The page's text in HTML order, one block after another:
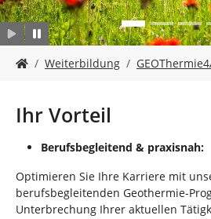
i
i
i
e
Weiterbildung
Ihr Vorteil
Berufsbegleitend & praxisnah:
Optimieren Sie Ihre Karriere mit
berufsbegleitenden Geothermie-
Unterbrechung Ihrer aktuellen